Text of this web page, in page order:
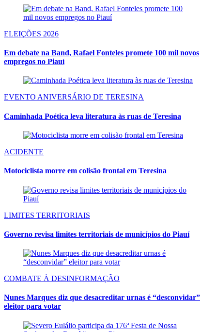
ELEIÇÕES 2026
Em debate na Band, Rafael Fonteles promete 100 mil novos
empregos no Piauí
EVENTO ANIVERSÁRIO DE TERESINA
Caminhada Poética leva literatura às ruas de Teresina
ACIDENTE
Motociclista morre em colisão frontal em Teresina
LIMITES TERRITORIAIS
Governo revisa limites territoriais de municípios do Piauí
COMBATE À DESINFORMAÇÃO
Nunes Marques diz que desacreditar urnas é “desconvidar”
eleitor para votar